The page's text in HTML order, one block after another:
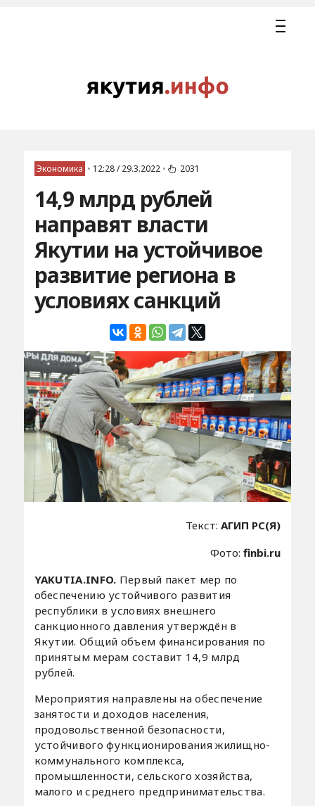
Экономика • 12:28 / 29.3.2022 • 2031
14,9 млрд рублей
направят власти
Якутии на устойчивое
развитие региона в
условиях санкций
Текст:АГИП РС(Я)
Фото:finbi.ru
YAKUTIA.INFO. Первый пакет мер по
обеспечению устойчивого развития
республики в условиях внешнего
санкционного давления утверждён в
Якутии. Общий объем финансирования по
принятым мерам составит 14,9 млрд
рублей.
Мероприятия направлены на обеспечение
занятости и доходов населения,
продовольственной безопасности,
устойчивого функционирования жилищно-
коммунального комплекса,
промышленности, сельского хозяйства,
малого и среднего предпринимательства.